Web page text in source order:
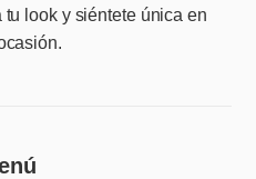
look y siéntete única en